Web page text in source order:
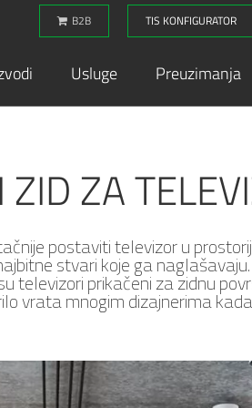
B2B TIS KONFIGURATOR
Usluge Preuzimanja
ZA
postaviti televizor u
stvari koje ga
prikačeni za zidnu
vrata mnogim dizajnerima